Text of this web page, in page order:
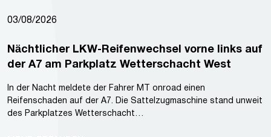
03/08/2026
Nächtlicher LKW-Reifenwechsel vorne links auf
der A7 am Parkplatz Wetterschacht West
In der Nacht meldete der Fahrer MT onroad einen
Reifenschaden auf der A7. Die Sattelzugmaschine stand unweit
des Parkplatzes Wetterschacht…